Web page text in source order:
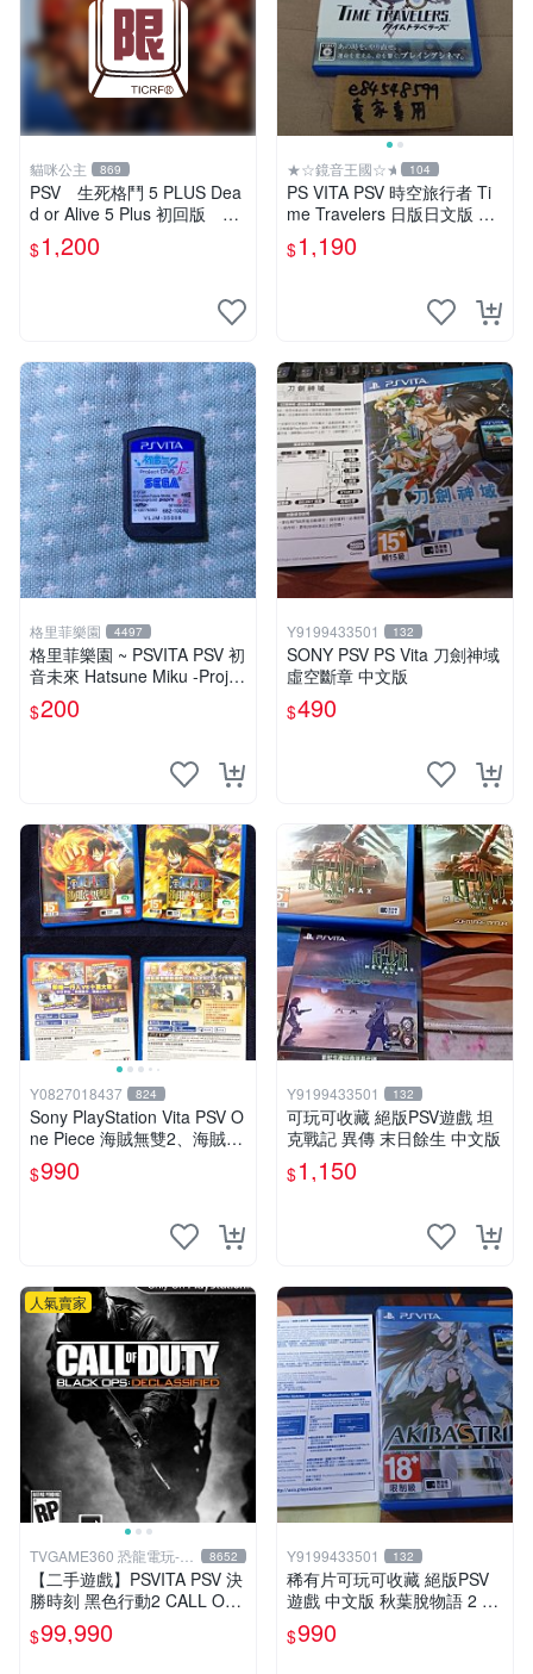
貓咪公主 869
PSV 生死格鬥 5 PLUS Dea
d or Alive 5 Plus 初回版 純
日版 二手品
$1,200
★☆鏡音王國☆★ 104
PS VITA PSV 時空旅行者 Ti
me Travelers 日版日文版 純
日版 二手良品 タイムトラベ
ラーズ
$1,190
格里菲樂園 4497
格里菲樂園 ~ PSVITA PSV 初
音未來 Hatsune Miku -Projec
t DIVA-F 2nd 日版
$200
Y9199433501 132
SONY PSV PS Vita 刀劍神域
虛空斷章 中文版
$490
Y0827018437 824
Sony PlayStation Vita PSV O
ne Piece 海賊無雙2、海賊無
雙3 中文版
$990
Y9199433501 132
可玩可收藏 絕版PSV遊戲 坦
克戰記 異傳 末日餘生 中文版
$1,150
人氣賣家
TVGAME360 恐龍電玩-台
中店
8652
【二手遊戲】PSVITA PSV 決
勝時刻 黑色行動2 CALL OF
DUTY BLACK OPS II 2 COD
英文版 台中
$99,990
Y9199433501 132
稀有片可玩可收藏 絕版PSV
遊戲 中文版 秋葉脫物語 2 AK
IBA'S TRIP 2中文版
$990